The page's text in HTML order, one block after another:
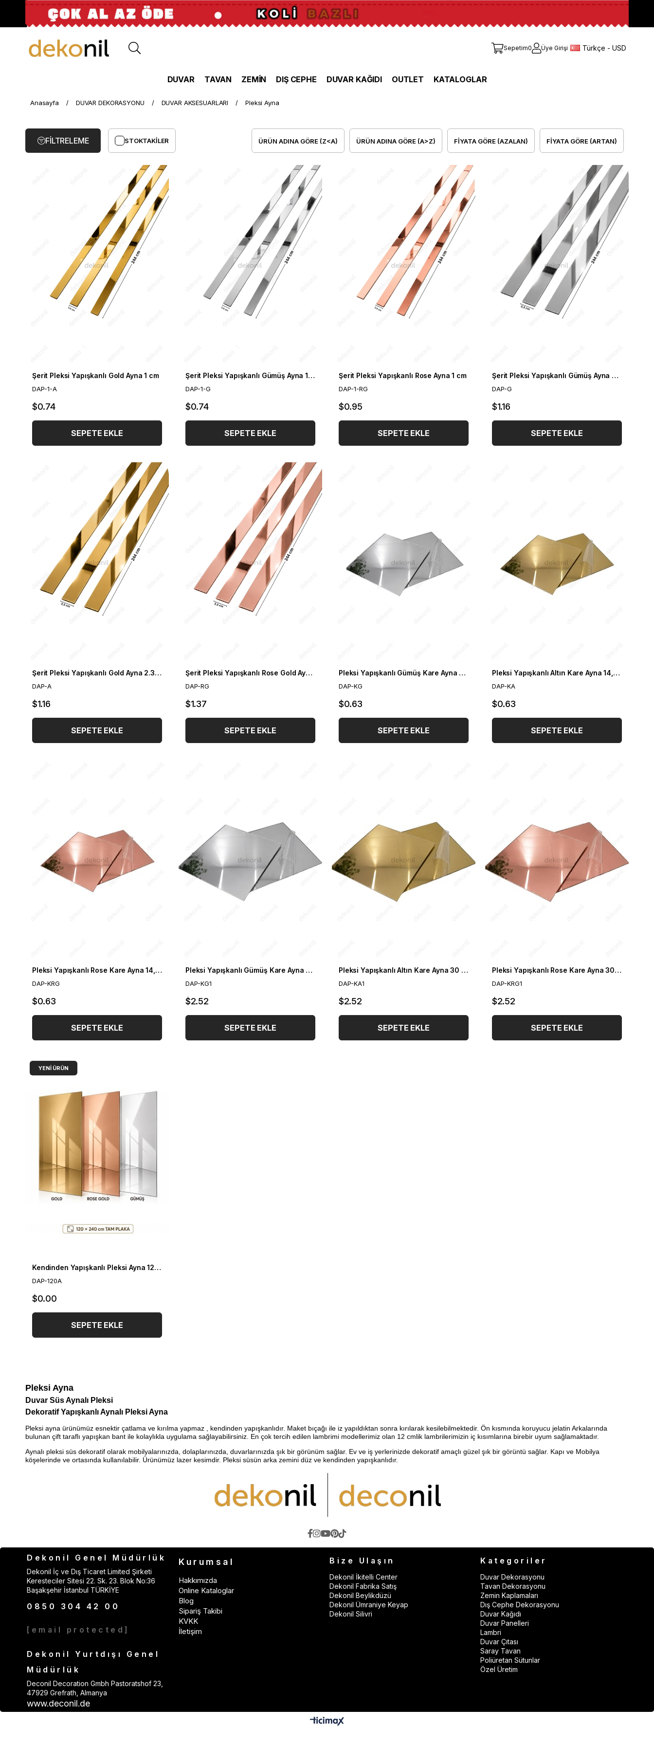
Sepetim0 Üye Girişi Türkçe - USD
DUVAR TAVAN ZEMİN DIŞ CEPHE DUVAR KAĞIDI OUTLET KATALOGLAR
Anasayfa DUVAR DEKORASYONU DUVAR AKSESUARLARI Pleksi Ayna
FIYATA GÖRE (ARTAN)
FIYATA GÖRE (AZALAN)
ÜRÜN ADINA GÖRE (A>Z)
ÜRÜN ADINA GÖRE (Z<A)
STOKTAKILER
FILTRELEME
Şerit Pleksi Yapışkanlı Gold Ayna 1 cm
DAP-1-A
$0.74
SEPETE EKLE
Şerit Pleksi Yapışkanlı Gümüş Ayna 1 cm
DAP-1-G
$0.74
SEPETE EKLE
Şerit Pleksi Yapışkanlı Rose Ayna 1 cm
DAP-1-RG
$0.95
SEPETE EKLE
Şerit Pleksi Yapışkanlı Gümüş Ayna 2,3 cm
DAP-G
$1.16
SEPETE EKLE
Şerit Pleksi Yapışkanlı Gold Ayna 2.3 cm
DAP-A
$1.16
SEPETE EKLE
Şerit Pleksi Yapışkanlı Rose Gold Ayna 2,3 cm
DAP-RG
$1.37
SEPETE EKLE
Pleksi Yapışkanlı Gümüş Kare Ayna 14,5 cm
DAP-KG
$0.63
SEPETE EKLE
Pleksi Yapışkanlı Altın Kare Ayna 14,5 cm
DAP-KA
$0.63
SEPETE EKLE
Pleksi Yapışkanlı Rose Kare Ayna 14,5 cm
DAP-KRG
$0.63
SEPETE EKLE
Pleksi Yapışkanlı Gümüş Kare Ayna 30 cm
DAP-KG1
$2.52
SEPETE EKLE
Pleksi Yapışkanlı Altın Kare Ayna 30 cm
DAP-KA1
$2.52
SEPETE EKLE
Pleksi Yapışkanlı Rose Kare Ayna 30 cm
DAP-KRG1
$2.52
SEPETE EKLE
Kendinden Yapışkanlı Pleksi Ayna 120x240 cm – Özel Kesim | Gold, Rose Gold, Gümüş
DAP-120A
$0.00
SEPETE EKLE
YENI ÜRÜN
Pleksi Ayna
Duvar Süs Aynalı Pleksi
Dekoratif Yapışkanlı Aynalı Pleksi Ayna
Pleksi ayna ürünümüz esnektir çatlama ve kırılma yapmaz , kendinden yapışkanlıdır. Maket bıçağı ile iz yapıldıktan sonra kırılarak kesilebilmektedir. Ön kısmında koruyucu jelatin Arkalarında
bulunan çift taraflı yapışkan bant ile kolaylıkla uygulama sağlayabilirsiniz. En çok tercih edilen lambrimi modellerimiz olan 12 cmlik lambrilerimizin iç kısımlarına birebir uyum sağlamaktadır.
Aynalı pleksi süs dekoratif olarak mobilyalarınızda, dolaplarınızda, duvarlarınızda şık bir görünüm sağlar. Ev ve iş yerlerinizde dekoratif amaçlı güzel şık bir görüntü sağlar. Kapı ve Mobilya
köşelerinde ve ortasında kullanılabilir. Ürünümüz lazer kesimdir. Pleksi süsün arka zemini düz ve kendinden yapışkanlıdır.
Pleksi
Dekonil Genel Müdürlük
Dekonil İç ve Dış Ticaret Limited Şirketi
Keresteciler Sitesi 22. Sk. 23. Blok No:36
Başakşehir İstanbul TÜRKİYE
0850 304 42 00
[email protected]
Dekonil Yurtdışı Genel
Müdürlük
Deconil Decoration Gmbh Pastoratshof 23,
47929 Grefrath, Almanya
www.deconil.de
Kurumsal
Hakkımızda
Online Kataloglar
Blog
Sipariş Takibi
KVKK
İletişim
Bize Ulaşın
Dekonil İkitelli Center
Dekonil Fabrika Satış
Dekonil Beylikdüzü
Dekonil Ümraniye Keyap
Dekonil Silivri
Kategoriler
Duvar Dekorasyonu
Tavan Dekorasyonu
Zemin Kaplamaları
Dış Cephe Dekorasyonu
Duvar Kağıdı
Duvar Panelleri
Lambri
Duvar Çıtası
Saray Tavan
Poliüretan Sütunlar
Özel Üretim